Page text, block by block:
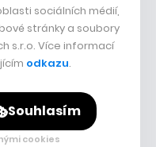
sociálních médií,
stránky a soubory
s.r.o. Více informací
odkazu.
Souhlasím
cookies